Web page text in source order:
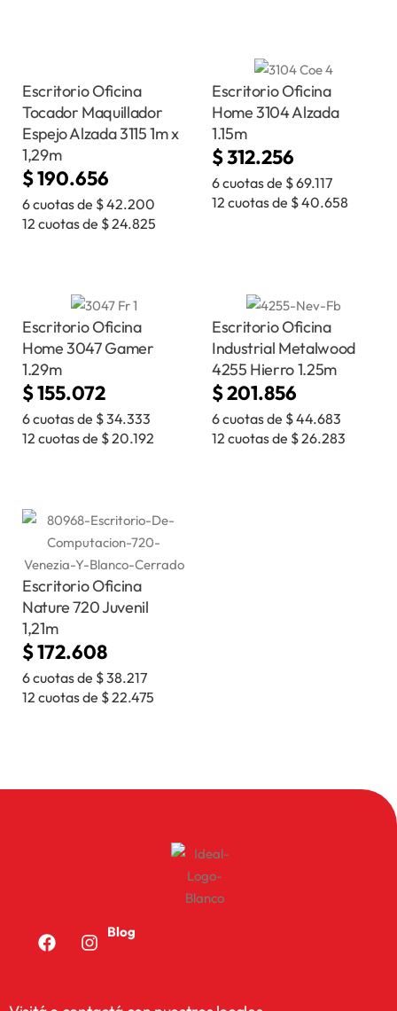
Escritorio Oficina
Tocador Maquillador
Espejo Alzada 3115 1m x
1,29m
$190.656
6 cuotas de $42.200
12 cuotas de $24.825
Escritorio Oficina
Home 3104 Alzada
1.15m
$312.256
6 cuotas de $69.117
12 cuotas de $40.658
Escritorio Oficina
Home 3047 Gamer
1.29m
$155.072
6 cuotas de $34.333
12 cuotas de $20.192
Escritorio Oficina
Industrial Metalwood
4255 Hierro 1.25m
$201.856
6 cuotas de $44.683
12 cuotas de $26.283
Escritorio Oficina
Nature 720 Juvenil
1,21m
$172.608
6 cuotas de $38.217
12 cuotas de $22.475
Blog